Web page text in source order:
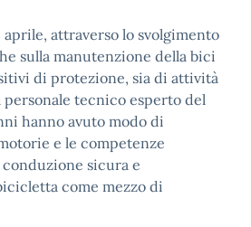
aprile, attraverso lo svolgimento
sulla manutenzione della bici
di protezione, sia di attività
tecnico esperto del
hanno avuto modo di
e le competenze
sicura e
come mezzo di